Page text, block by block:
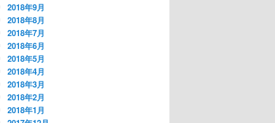
2018年9月
2018年8月
2018年7月
2018年6月
2018年5月
2018年4月
2018年3月
2018年2月
2018年1月